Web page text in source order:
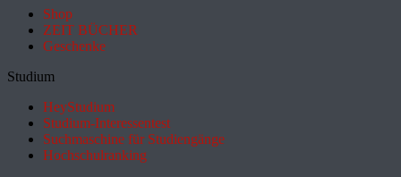
Shop
ZEIT BÜCHER
Geschenke
Studium
HeyStudium
Studium-Interessentest
Suchmaschine für Studiengänge
Hochschulranking